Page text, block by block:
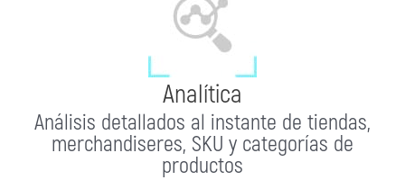
Analítica
Análisis detallados al instante de tiendas,
merchandiseres, SKU y categorías de
productos